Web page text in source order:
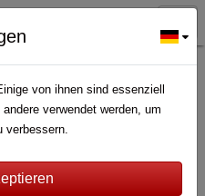
(30)
von ihnen sind essenziell
verwendet werden, um
verbessern.